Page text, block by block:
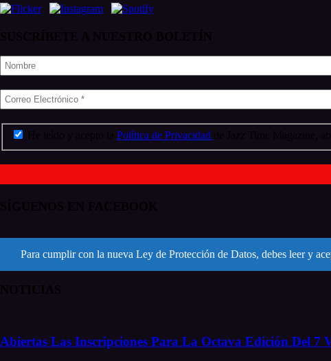
Política de Privacidad
Para cumplir con la nueva Ley de Protección de Datos, debes leer y
Abiertas Las Inscripciones Para La Octava Edición Del 7